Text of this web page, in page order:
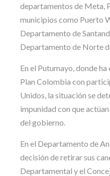
departamentos de Meta,
municipios como Puerto
Departamento de
Departamento de Norte
En el Putumayo, donde
Plan Colombia con
Unidos, la situación se
impunidad con que
del gobierno.
En el Departamento de
decisión de retirar sus
Departamental y el